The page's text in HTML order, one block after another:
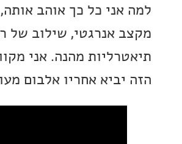
כל כך אוהב אותה, נגיעות
אנרגטי, שילוב של רגאיי
מהנה. אני מקווה
אחריו אלבום מעולה נוסף.